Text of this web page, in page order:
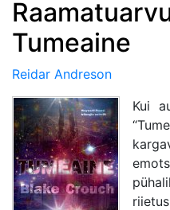
Tumeaine
Reidar Andreson
Kui